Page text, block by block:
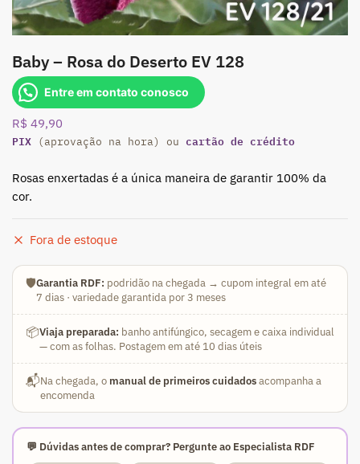
Baby – Rosa do Deserto EV 128
Entre em contato conosco
R$ 49,90
PIX (aprovação na hora) ou cartão de crédito
Rosas enxertadas é a única maneira de garantir 100% da
cor.
Fora de estoque
🛡️Garantia RDF: podridão na chegada → cupom integral em até
7 dias · variedade garantida por 3 meses
📦Viaja preparada: banho antifúngico, secagem e caixa individual
— com as folhas. Postagem em até 10 dias úteis
📬Na chegada, o manual de primeiros cuidadosacompanha a
encomenda
💬 Dúvidas antes de comprar? Pergunte ao Especialista RDF